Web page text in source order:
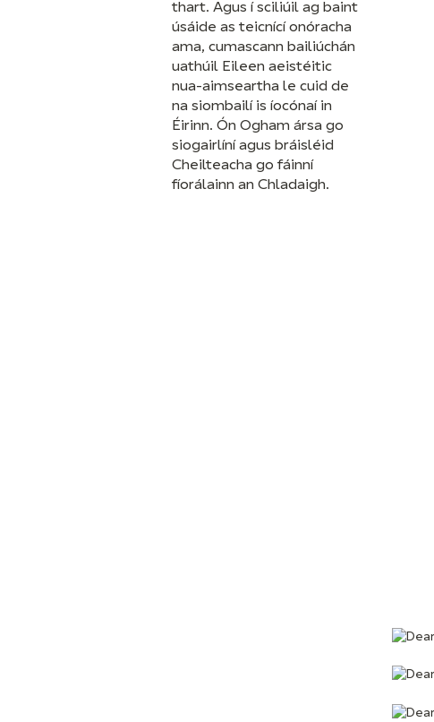
thart. Agus í sciliúil ag baint
úsáide as teicnící onóracha
ama, cumascann bailiúchán
uathúil Eileen aeistéitic
nua-aimseartha le cuid de
na siombailí is íocónaí in
Éirinn. Ón Ogham ársa go
siogairlíní agus bráisléid
Cheilteacha go fáinní
fíorálainn an Chladaigh.